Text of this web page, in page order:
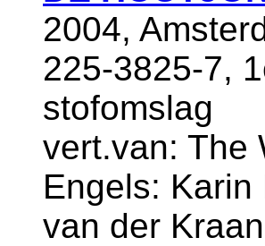
2004,
225-3825-7,
stofomslag
vert.van: The
Engels:
van der Kraan